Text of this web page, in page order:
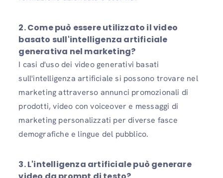
2. Come può essere utilizzato il video
basato sull'intelligenza artificiale
generativa nel marketing?
I casi d'uso dei video generativi basati
sull'intelligenza artificiale si possono trovare nel
marketing attraverso annunci promozionali di
prodotti, video con voiceover e messaggi di
marketing personalizzati per diverse fasce
demografiche e lingue del pubblico.
3. L'intelligenza artificiale può generare